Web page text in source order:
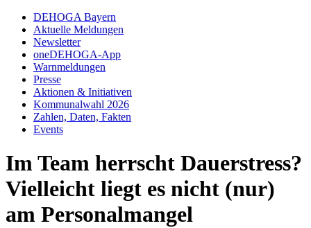
DEHOGA Bayern
Aktuelle Meldungen
Newsletter
oneDEHOGA-App
Warnmeldungen
Presse
Aktionen & Initiativen
Kommunalwahl 2026
Zahlen, Daten, Fakten
Events
Im Team herrscht Dauerstress?
Vielleicht liegt es nicht (nur)
am Personalmangel